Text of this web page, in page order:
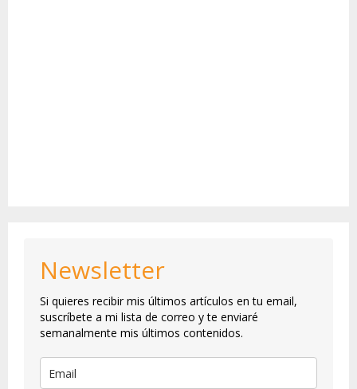
Newsletter
Si quieres recibir mis últimos artículos en tu email,
suscríbete a mi lista de correo y te enviaré
semanalmente mis últimos contenidos.